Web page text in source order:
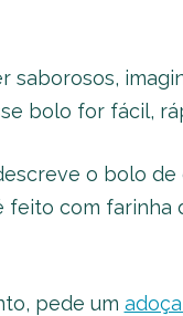
saborosos,
bolo for fácil,
o bolo
com farinha
pede um